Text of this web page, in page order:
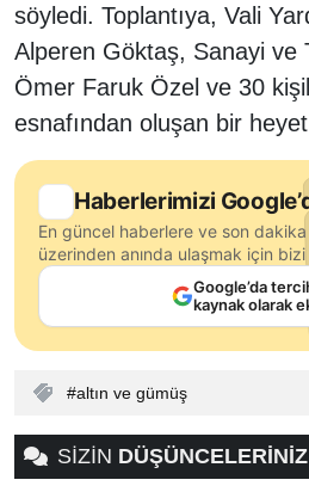
söyledi. Toplantıya, Vali
Alperen Göktaş, Sanayi ve
Ömer Faruk Özel ve 30
esnafından oluşan bir heyet
Haberlerimizi
En güncel haberlere ve son
üzerinden anında ulaşmak için
Google’da
kaynak olarak
altın ve gümüş
SİZİN DÜŞÜNCELERİNİZ